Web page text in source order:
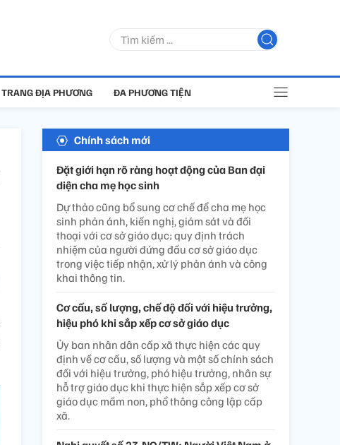
TRANG ĐỊA PHƯƠNG ĐA PHƯƠNG TIỆN
Chính sách mới
Đặt giới hạn rõ ràng hoạt động của Ban đại
diện cha mẹ học sinh
Dự thảo cũng bổ sung cơ chế để cha mẹ học
sinh phản ánh, kiến nghị, giám sát và đối
thoại với cơ sở giáo dục; quy định trách
nhiệm của người đứng đầu cơ sở giáo dục
trong việc tiếp nhận, xử lý phản ánh và công
khai thông tin.
Cơ cấu, số lượng, chế độ đối với hiệu trưởng,
hiệu phó khi sắp xếp cơ sở giáo dục
Ủy ban nhân dân cấp xã thực hiện các quy
định về cơ cấu, số lượng và một số chính sách
đối với hiệu trưởng, phó hiệu trưởng, nhân sự
hỗ trợ giáo dục khi thực hiện sắp xếp cơ sở
giáo dục mầm non, phổ thông công lập cấp
xã.